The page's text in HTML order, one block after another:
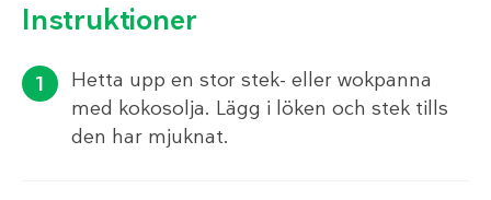
Instruktioner
Hetta upp en stor stek- eller wokpanna
med kokosolja. Lägg i löken och stek tills
den har mjuknat.